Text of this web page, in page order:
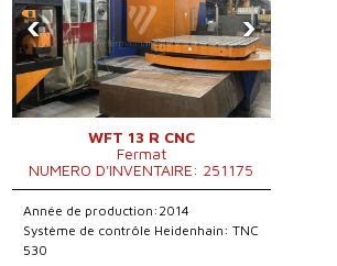
‹ ›
WFT 13 R CNC
Fermat
NUMERO D'INVENTAIRE: 251175
Année de production:2014
Système de contrôle Heidenhain: TNC
530